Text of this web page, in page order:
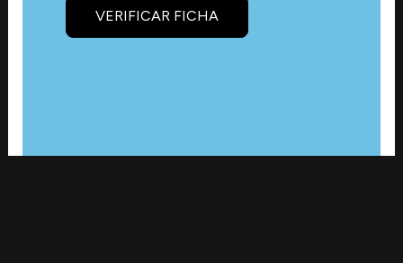
VERIFICAR FICHA